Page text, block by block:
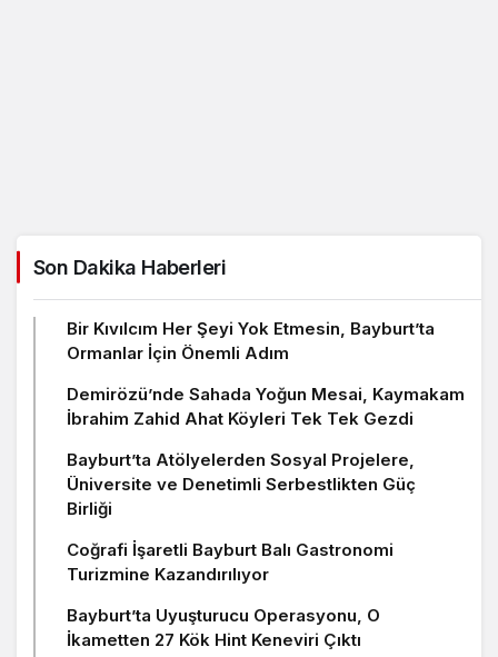
Son Dakika Haberleri
Bir Kıvılcım Her Şeyi Yok Etmesin, Bayburt’ta
Ormanlar İçin Önemli Adım
Demirözü’nde Sahada Yoğun Mesai, Kaymakam
İbrahim Zahid Ahat Köyleri Tek Tek Gezdi
Bayburt’ta Atölyelerden Sosyal Projelere,
Üniversite ve Denetimli Serbestlikten Güç
Birliği
Coğrafi İşaretli Bayburt Balı Gastronomi
Turizmine Kazandırılıyor
Bayburt’ta Uyuşturucu Operasyonu, O
İkametten 27 Kök Hint Keneviri Çıktı